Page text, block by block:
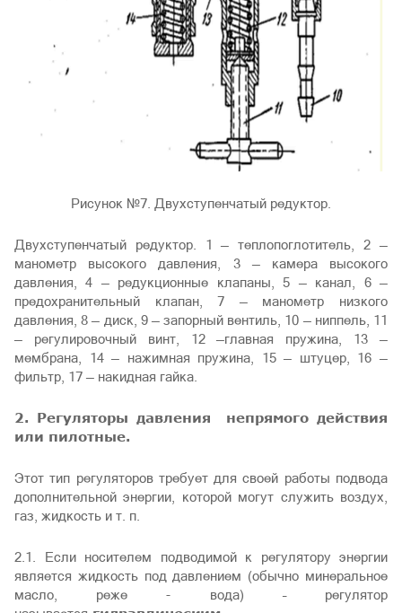
Рисунок №7. Двухступенчатый редуктор.
Двухступенчатый редуктор. 1 — теплопоглотитель, 2 —
манометр высокого давления, 3 — камера высокого
давления, 4 — редукционные клапаны, 5 — канал, 6 —
предохранительный клапан, 7 — манометр низкого
давления, 8 — диск, 9 — запорный вентиль, 10 — ниппель, 11
— регулировочный винт, 12 —главная пружина, 13 —
мембрана, 14 — нажимная пружина, 15 — штуцер, 16 —
фильтр, 17 — накидная гайка.
2. Регуляторы давления непрямого действия
или пилотные.
Этот тип регуляторов требует для своей работы подвода
дополнительной энергии, которой могут служить воздух,
газ, жидкость и т. п.
2.1. Если носителем подводимой к регулятору энергии
является жидкость под давлением (обычно минеральное
масло, реже - вода) – регулятор